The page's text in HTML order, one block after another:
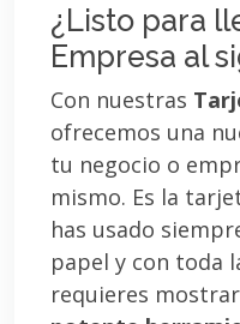
¿Listo para
Empresa al
Con nuestras
ofrecemos una
tu negocio o
mismo. Es la
has usado
papel y con toda
requieres